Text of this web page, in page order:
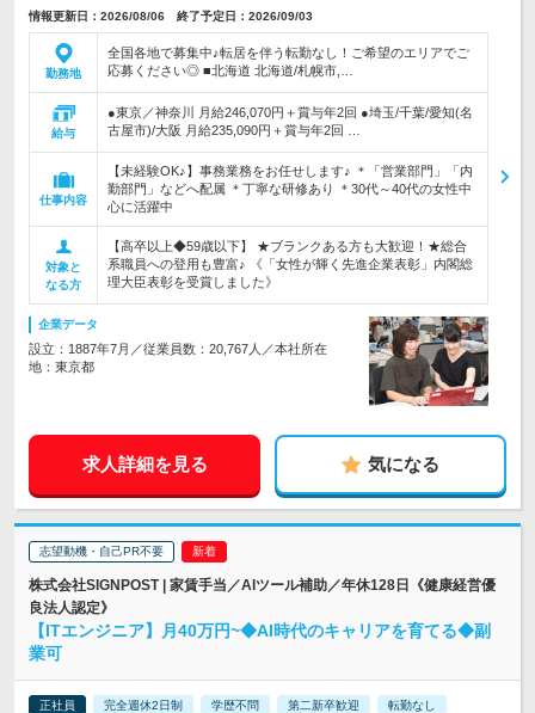
情報更新日：2026/08/06 終了予定日：2026/09/03
勤務地
全国各地で募集中♪転居を伴う転勤なし！ご希望のエリアでご
応募ください◎ ■北海道 北海道/札幌市,…
給与
●東京／神奈川 月給246,070円＋賞与年2回 ●埼玉/千葉/愛知(名
古屋市)/大阪 月給235,090円＋賞与年2回 …
仕事内容
【未経験OK♪】事務業務をお任せします♪ ＊「営業部門」「内
勤部門」などへ配属 ＊丁寧な研修あり ＊30代～40代の女性中
心に活躍中
対象と
なる方
【高卒以上◆59歳以下】 ★ブランクある方も大歓迎！★総合
系職員への登用も豊富♪ 《「女性が輝く先進企業表彰」内閣総
理大臣表彰を受賞しました》
企業データ
設立：1887年7月／従業員数：20,767人／本社所在
地：東京都
求人詳細を見る 気になる
志望動機・自己PR不要
株式会社SIGNPOST | 家賃手当／AIツール補助／年休128日《健康経営優
良法人認定》
【ITエンジニア】月40万円~◆AI時代のキャリアを育てる◆副
業可
正社員 完全週休2日制 学歴不問 第二新卒歓迎 転勤なし